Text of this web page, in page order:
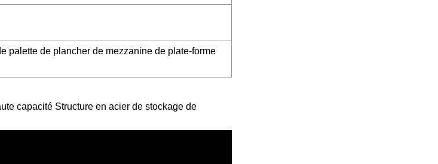
palette de plancher de mezzanine de plate-forme
capacité Structure en acier de stockage de